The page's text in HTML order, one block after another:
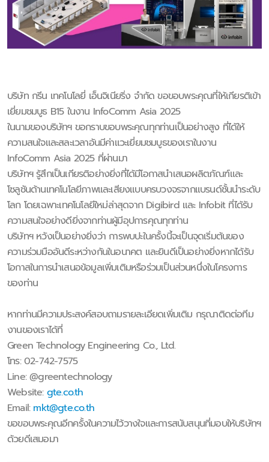
บริษัท กรีน เทคโนโลยี่ เอ็นจิเนียริ่ง จำกัด ขอขอบพระคุณที่ให้เกียรติเข้า
เยี่ยมชมบูธ B15 ในงาน InfoComm Asia 2025
ในนามของบริษัทฯ ขอกราบขอบพระคุณทุกท่านเป็นอย่างสูง ที่ได้ให้
ความสนใจและสละเวลาอันมีค่าแวะเยี่ยมชมบูธของเราในงาน
InfoComm Asia 2025 ที่ผ่านมา
บริษัทฯ รู้สึกเป็นเกียรติอย่างยิ่งที่ได้มีโอกาสนำเสนอผลิตภัณฑ์และ
โซลูชันด้านเทคโนโลยีภาพและเสียงแบบครบวงจรจากแบรนด์ชั้นนำระดับ
โลก โดยเฉพาะเทคโนโลยีใหม่ล่าสุดจาก Digibird และ Infobit ที่ได้รับ
ความสนใจอย่างดียิ่งจากท่านผู้มีอุปการคุณทุกท่าน
บริษัทฯ หวังเป็นอย่างยิ่งว่า การพบปะในครั้งนี้จะเป็นจุดเริ่มต้นของ
ความร่วมมืออันดีระหว่างกันในอนาคต และยินดีเป็นอย่างยิ่งหากได้รับ
โอกาสในการนำเสนอข้อมูลเพิ่มเติมหรือร่วมเป็นส่วนหนึ่งในโครงการ
ของท่าน
หากท่านมีความประสงค์สอบถามรายละเอียดเพิ่มเติม กรุณาติดต่อทีม
งานของเราได้ที่
Green Technology Engineering Co., Ltd.
โทร: 02-742-7575
Line: @greentechnology
Website: gte.co.th
Email: mkt@gte.co.th
ขอขอบพระคุณอีกครั้งในความไว้วางใจและการสนับสนุนที่มอบให้บริษัทฯ
ด้วยดีเสมอมา